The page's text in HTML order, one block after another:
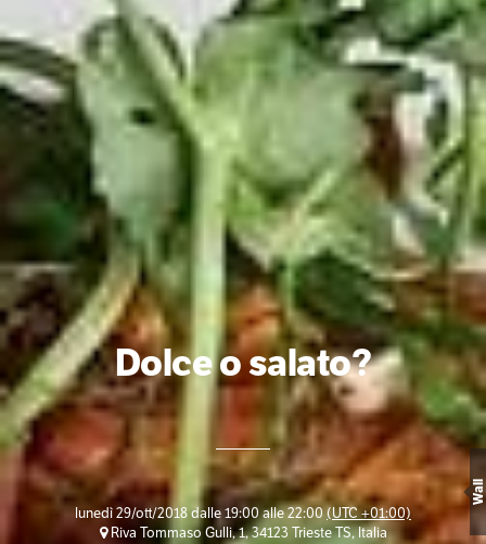
Dolce o salato?
lunedì 29/ott/2018 dalle 19:00 alle 22:00(UTC +01:00)
Riva Tommaso Gulli, 1, 34123 Trieste TS, Italia
Wall